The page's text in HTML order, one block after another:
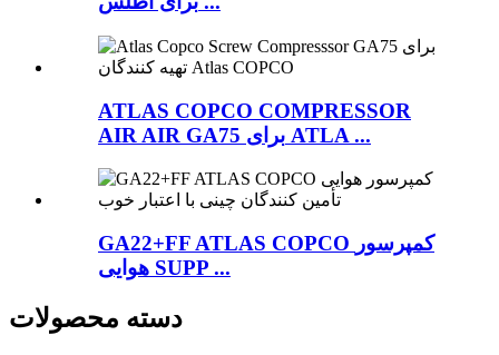
ATLAS COPCO COMPRESSOR
AIR AIR GA75 برای ATLA ...
GA22+FF ATLAS COPCO کمپرسور
هوایی SUPP ...
دسته محصولات